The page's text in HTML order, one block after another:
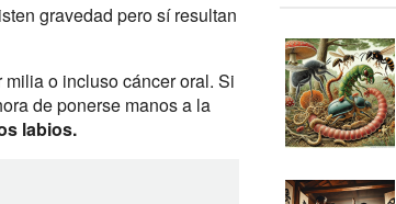
gravedad pero sí resultan
o incluso cáncer oral. Si
de ponerse manos a la
labios.